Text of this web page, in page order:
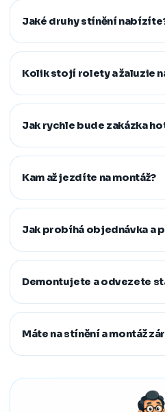
Jaké druhy stínění
Nabízíme vnitřní i venkovní
noc, plisé rolety, římské,
dřevěné, bambusové i
hmyzu. Vyrobíme řešení pro
Kolik stojí rolety a žaluzie
Konečná cena se odvíjí od
vodicích lišt, rozměru oken i
Přesnou cenovou nabídku
Jak rychle bude zakázka
Standardní dodací lhůta je
zabere 1–2 hodiny, větší
jednoho dne. Pokud na termín
Kam až jezdíte na montáž?
Působíme především v
Pardubickém a Zlínském kraji,
rámci našeho regionu dopravu
Jak probíhá objednávka a
Stačí nám zavolat, napsat
formulář. Po výběru řešení
doplatek hradíte až po
hotové a vy spokojení.
Demontujete a odvezete
Ano. Staré žaluzie nebo rolety
předem říct a o všechno se
žádné starosti navíc.
Máte na stínění a montáž
podle typu stínění. Používáme
zpracování, a pokud by
náš servis vyřídíme rychle a